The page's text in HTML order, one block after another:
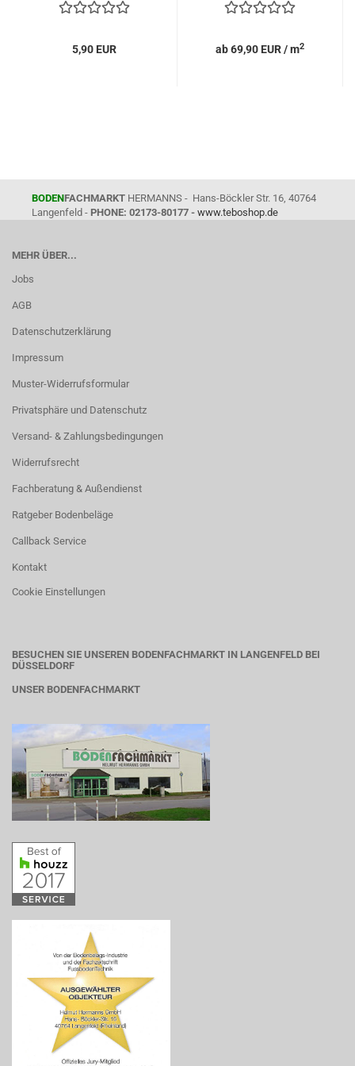
5,90 EUR ab 69,90 EUR / m2
BODENFACHMARKT HERMANNS - Hans-Böckler Str. 16, 40764
Langenfeld - PHONE: 02173-80177 - www.teboshop.de
MEHR ÜBER...
Jobs
AGB
Datenschutzerklärung
Impressum
Muster-Widerrufsformular
Privatsphäre und Datenschutz
Versand- & Zahlungsbedingungen
Widerrufsrecht
Fachberatung & Außendienst
Ratgeber Bodenbeläge
Callback Service
Kontakt
Cookie Einstellungen
BESUCHEN SIE UNSEREN BODENFACHMARKT IN LANGENFELD BEI
DÜSSELDORF
UNSER BODENFACHMARKT